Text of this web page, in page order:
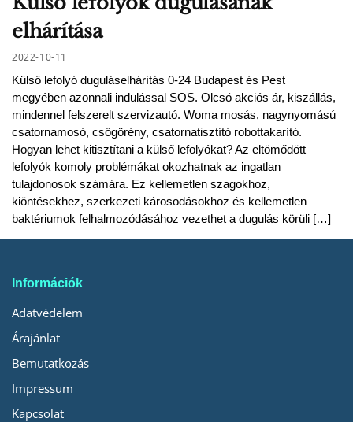
elhárítása
2022-10-11
Külső lefolyó duguláselhárítás 0-24 Budapest és Pest
megyében azonnali indulással SOS. Olcsó akciós ár, kiszállás,
mindennel felszerelt szervizautó. Woma mosás, nagynyomású
csatornamosó, csőgörény, csatornatisztító robottakarító.
Hogyan lehet kitisztítani a külső lefolyókat? Az eltömődött
lefolyók komoly problémákat okozhatnak az ingatlan
tulajdonosok számára. Ez kellemetlen szagokhoz,
kiöntésekhez, szerkezeti károsodásokhoz és kellemetlen
baktériumok felhalmozódásához vezethet a dugulás körüli […]
Információk
Adatvédelem
Árajánlat
Bemutatkozás
Impressum
Kapcsolat